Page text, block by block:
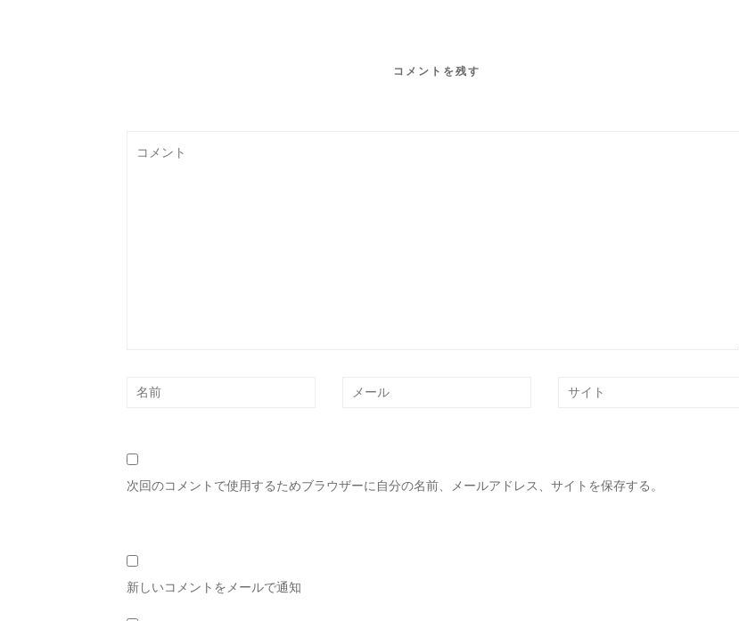
コメントを残す
次回のコメントで使用するためブラウザーに自分の名前、メールアドレス、サイトを保存する。
新しいコメントをメールで通知